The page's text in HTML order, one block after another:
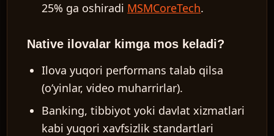
25% ga oshiradi MSMCoreTech.
Native ilovalar kimga mos keladi?
Ilova yuqori performans talab qilsa
(o‘yinlar, video muharrirlar).
Banking, tibbiyot yoki davlat xizmatlari
kabi yuqori xavfsizlik standartlari